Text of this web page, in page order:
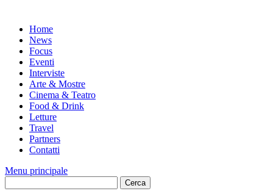
Home
News
Focus
Eventi
Interviste
Arte & Mostre
Cinema & Teatro
Food & Drink
Letture
Travel
Partners
Contatti
Menu principale